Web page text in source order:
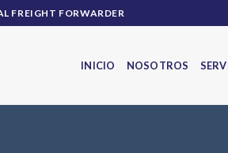
FREIGHT FORWARDER
INICIO NOSOTROS